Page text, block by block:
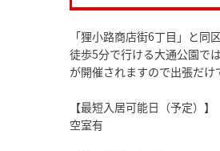
「狸小路商店街6丁目」と
徒歩5分で行ける大通公園で
が開催されますので出張だけ
【最短入居可能日（予定）】
空室有